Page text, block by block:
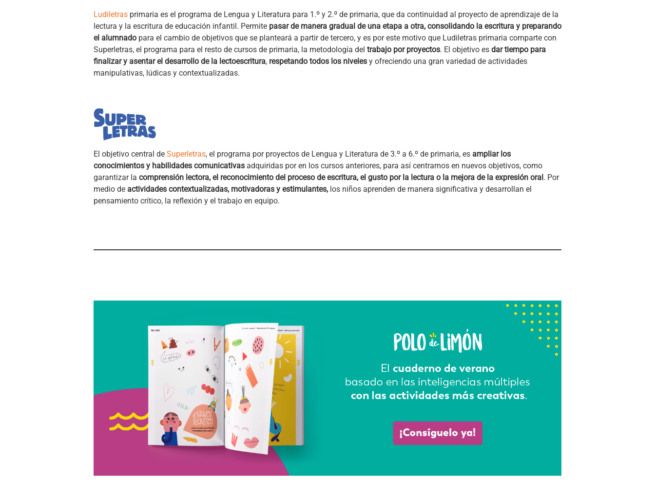
Ludiletras primaria es el programa de Lengua y Literatura para 1.º y 2.º de primaria, que da continuidad al proyecto de aprendizaje de la
lectura y la escritura de educación infantil. Permite pasar de manera gradual de una etapa a otra, consolidando la escritura y preparando
el alumnado para el cambio de objetivos que se planteará a partir de tercero, y es por este motivo que Ludiletras primaria comparte con
Superletras, el programa para el resto de cursos de primaria, la metodología del trabajo por proyectos. El objetivo es dar tiempo para
finalizar y asentar el desarrollo de la lectoescritura, respetando todos los niveles y ofreciendo una gran variedad de actividades
manipulativas, lúdicas y contextualizadas.
El objetivo central de Superletras, el programa por proyectos de Lengua y Literatura de 3.º a 6.º de primaria, es ampliar los
conocimientos y habilidades comunicativas adquiridas por en los cursos anteriores, para así centrarnos en nuevos objetivos, como
garantizar la comprensión lectora, el reconocimiento del proceso de escritura, el gusto por la lectura o la mejora de la expresión oral. Por
medio de actividades contextualizadas, motivadoras y estimulantes, los niños aprenden de manera significativa y desarrollan el
pensamiento crítico, la reflexión y el trabajo en equipo.